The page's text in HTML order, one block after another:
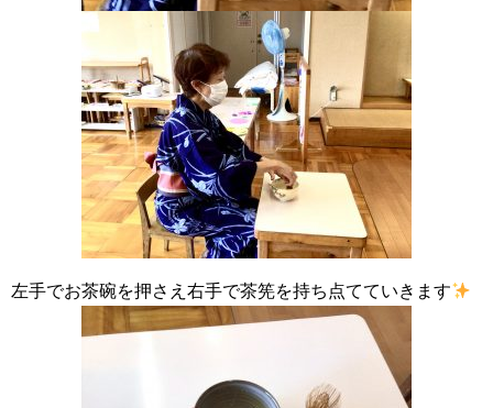
左手でお茶碗を押さえ右手で茶筅を持ち点てていきます